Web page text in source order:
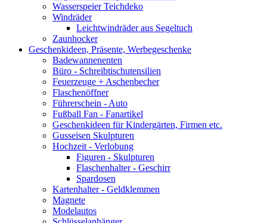
Wasserspeier Teichdeko
Windräder
Leichtwindräder aus Segeltuch
Zaunhocker
Geschenkideen, Präsente, Werbegeschenke
Badewannenenten
Büro - Schreibtischutensilien
Feuerzeuge + Aschenbecher
Flaschenöffner
Führerschein - Auto
Fußball Fan - Fanartikel
Geschenkideen für Kindergärten, Firmen etc.
Gusseisen Skulpturen
Hochzeit - Verlobung
Figuren - Skulpturen
Flaschenhalter - Geschirr
Spardosen
Kartenhalter - Geldklemmen
Magnete
Modelautos